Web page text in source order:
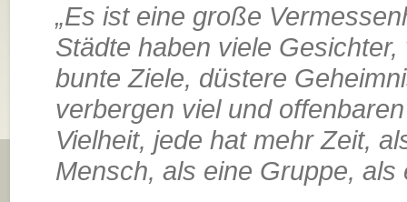
„Es ist eine große
Städte haben viele
bunte Ziele, düstere
verbergen viel und
Vielheit, jede hat mehr Zeit,
Mensch, als eine Gruppe, als